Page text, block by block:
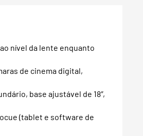
nível da lente enquanto
de cinema digital,
base ajustável de 18″,
(tablet e software de